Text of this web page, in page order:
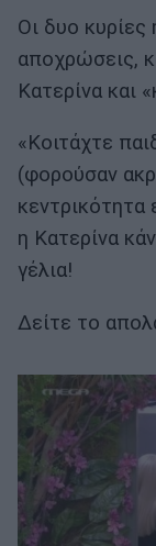
Οι δυο κυρίες
αποχρώσεις,
Κατερίνα και
«Κοιτάχτε
(φορούσαν
η Κατερίνα
γέλια!
Δείτε το